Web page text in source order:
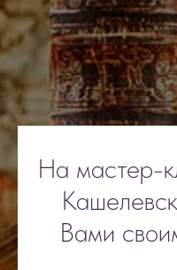
На мастер-
Вами